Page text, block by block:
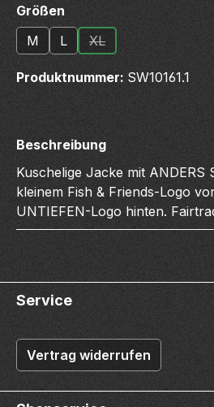
Größen auswählen
M
L XL
(Diese Option ist
Produktnummer: SW10161.1
Beschreibung
Kuschelige Jacke mit ANDERS
kleinem Fish & Friends-Logo
UNTIEFEN-Logo hinten.
Service
Vertrag widerrufen